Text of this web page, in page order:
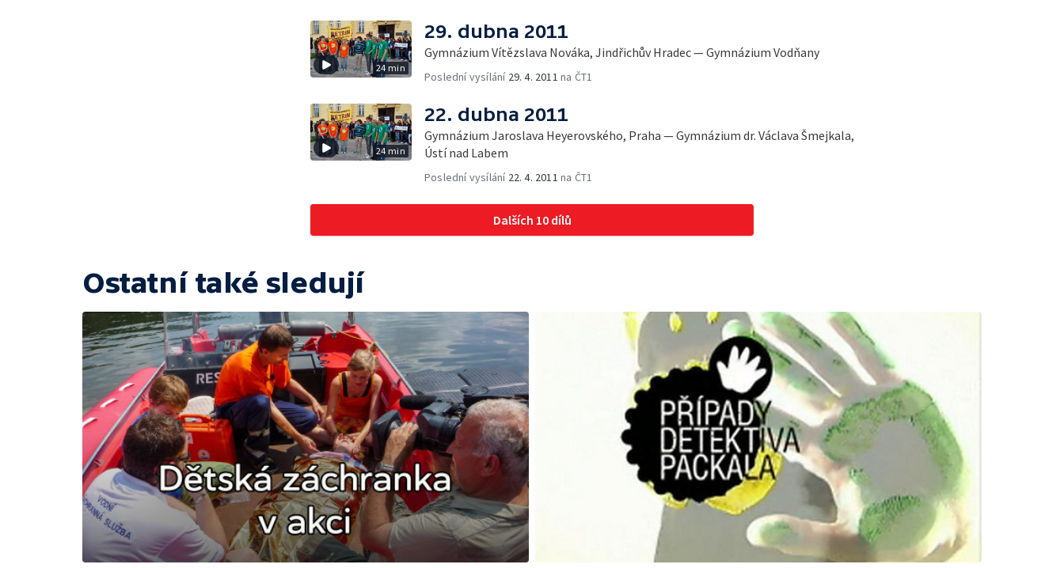
24 min
29. dubna 2011
Gymnázium Vítězslava Nováka, Jindřichův Hradec — Gymnázium Vodňany
Poslední vysílání 29. 4. 2011 na ČT1
24 min
22. dubna 2011
Gymnázium Jaroslava Heyerovského, Praha — Gymnázium dr. Václava Šmejkala,
Ústí nad Labem
Poslední vysílání 22. 4. 2011 na ČT1
Dalších 10 dílů
Ostatní také sledují